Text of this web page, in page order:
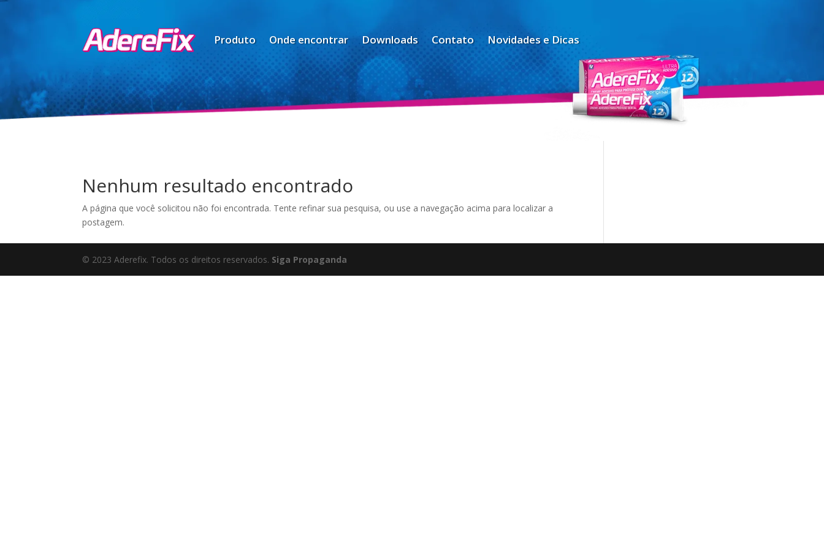
Produto Onde encontrar Downloads Contato Novidades e Dicas
Nenhum resultado encontrado
A página que você solicitou não foi encontrada. Tente refinar sua pesquisa, ou use a navegação acima para localizar a
postagem.
© 2023 Aderefix. Todos os direitos reservados. Siga Propaganda